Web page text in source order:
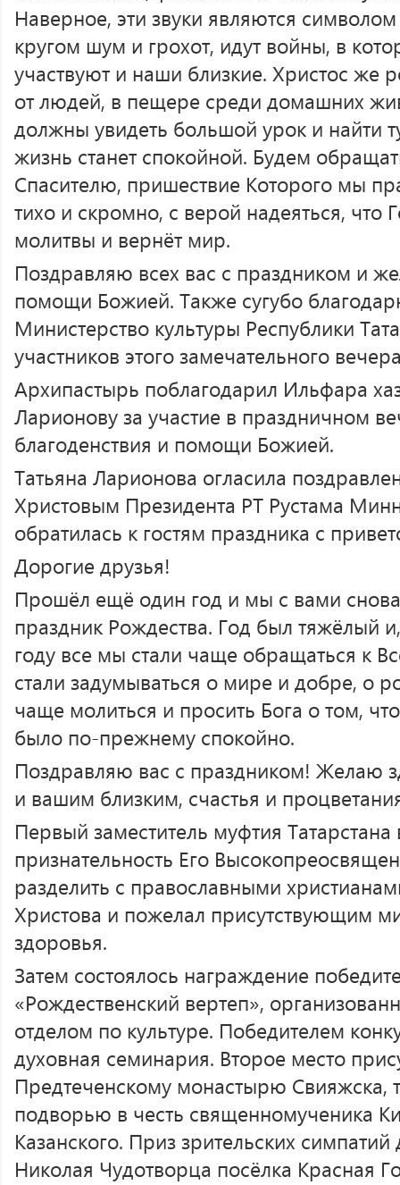
Наверное, эти звуки являются
кругом шум и грохот, идут войны, в
участвуют и наши близкие. Христос же
от людей, в пещере среди домашних
должны увидеть большой урок и найти
жизнь станет спокойной. Будем
Спасителю, пришествие Которого мы
тихо и скромно, с верой надеяться, что
молитвы и вернёт мир.
Поздравляю всех вас с праздником и
помощи Божией. Также сугубо
Министерство культуры Республики
участников этого замечательного
Архипастырь поблагодарил Ильфара
Ларионову за участие в праздничном
благоденствия и помощи Божией.
Татьяна Ларионова огласила
Христовым Президента РТ Рустама
обратилась к гостям праздника с
Дорогие друзья!
Прошёл ещё один год и мы с вами снова
праздник Рождества. Год был тяжёлый
году все мы стали чаще обращаться к
стали задумываться о мире и добре, о
чаще молиться и просить Бога о том,
было по-прежнему спокойно.
Поздравляю вас с праздником! Желаю
и вашим близким, счастья и
Первый заместитель муфтия
признательность Его
разделить с православными
Христова и пожелал присутствующим
здоровья.
Затем состоялось награждение
«Рождественский вертеп»,
отделом по культуре. Победителем
духовная семинария. Второе место
Предтеченскому монастырю Свияжска,
подворью в честь священномученика
Казанского. Приз зрительских симпатий
Николая Чудотворца посёлка Красная